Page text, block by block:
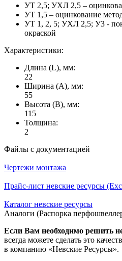
УТ 2,5; УХЛ 2,5 –
УТ 1,5 – оцинкование
УТ 1, 2, 5; УХЛ 2,5; У3 -
окраской
Характеристики:
Длина (L), мм:
22
Ширина (А), мм:
55
Высота (В), мм:
115
Толщина:
2
Файлы с документацией
Чертежи монтажа
Прайс-лист невские ресурсы
Каталог невские ресурсы
Аналоги (Распорка
Если Вам необходимо решить
всегда можете сделать это
в компанию «Невские Ресурсы».